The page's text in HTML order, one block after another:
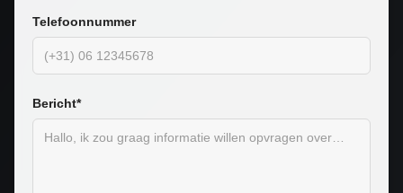
Telefoonnummer
Bericht*